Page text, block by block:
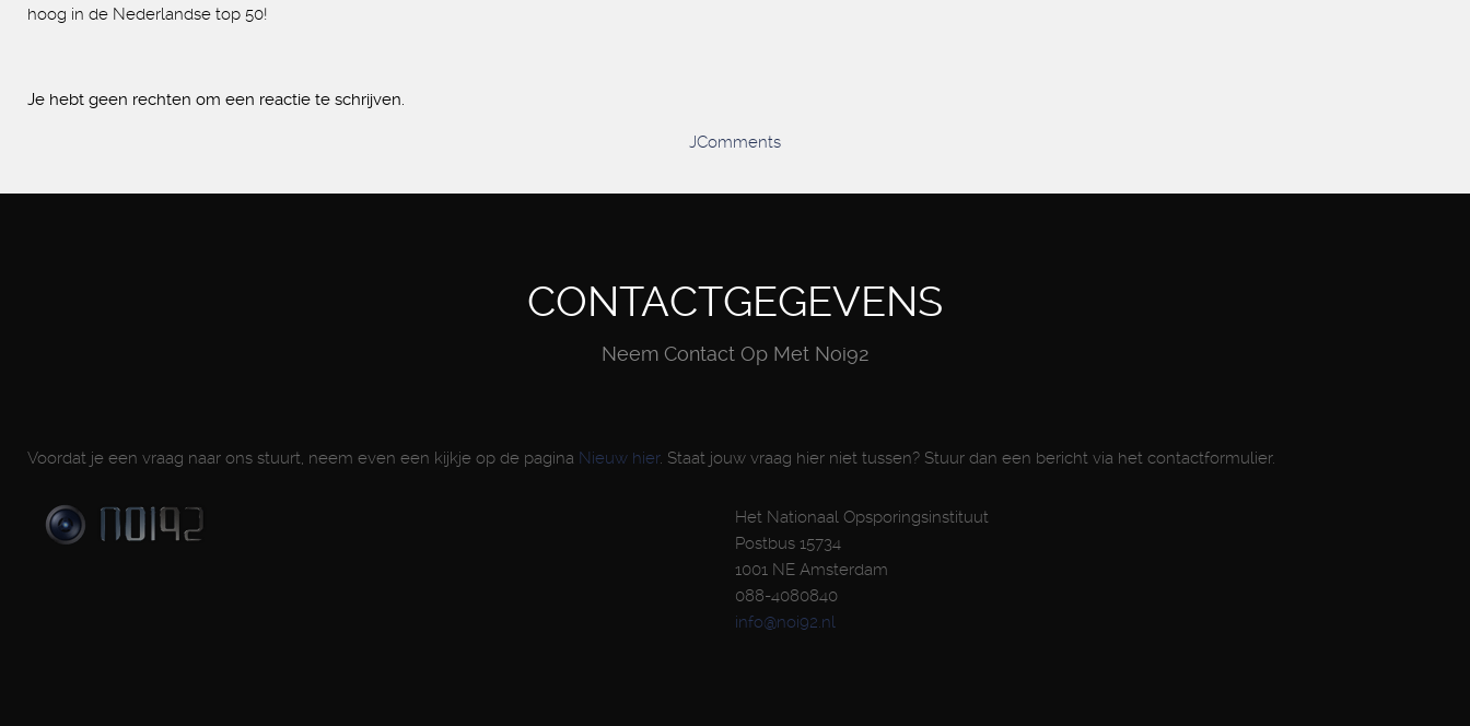
hoog in de Nederlandse top 50!
Je hebt geen rechten om een reactie te schrijven.
JComments
CONTACTGEGEVENS
Neem Contact Op Met Noi92
Voordat je een vraag naar ons stuurt, neem even een kijkje op de pagina Nieuw hier. Staat jouw vraag hier niet tussen? Stuur dan een bericht via het contactformulier.
Het Nationaal Opsporingsinstituut
Postbus 15734
1001 NE Amsterdam
088-4080840
info@noi92.nl